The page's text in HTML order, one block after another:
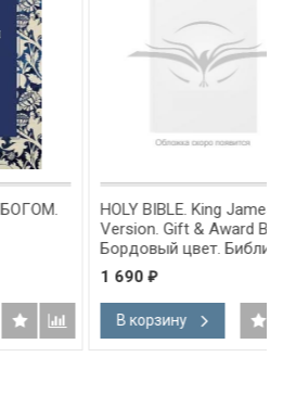
HOLY BIBLE. King James
Version. Gift & Award Bible.
Бордовый цвет. Библия
Короля Иакова на
английском языке.
Словарь, карты, закладка,
подарочная вкладка, слова
Иисуса выделены красным
1 690 ₽
В корзину